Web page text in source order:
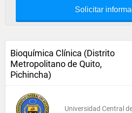
Solicitar
Bioquímica Clínica (Distrito
Metropolitano de Quito,
Pichincha)
Universidad Central